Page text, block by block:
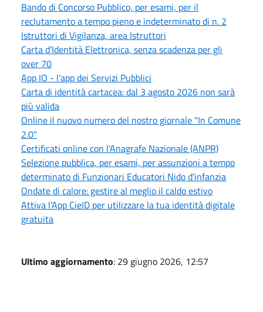
Bando di Concorso Pubblico, per esami, per il
reclutamento a tempo pieno e indeterminato di n. 2
Istruttori di Vigilanza, area Istruttori
Carta d'Identità Elettronica, senza scadenza per gli
over 70
App IO - l'app dei Servizi Pubblici
Carta di identità cartacea: dal 3 agosto 2026 non sarà
più valida
Online il nuovo numero del nostro giornale "In Comune
2.0"
Certificati online con l'Anagrafe Nazionale (ANPR)
Selezione pubblica, per esami, per assunzioni a tempo
determinato di Funzionari Educatori Nido d'infanzia
Ondate di calore: gestire al meglio il caldo estivo
Attiva l'App CieID per utilizzare la tua identità digitale
gratuita
Ultimo aggiornamento: 29 giugno 2026, 12:57